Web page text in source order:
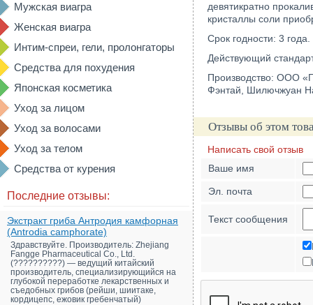
Мужская виагра
Женская виагра
Интим-спреи, гели, пролонгаторы
Средства для похудения
Японская косметика
Уход за лицом
Уход за волосами
Уход за телом
Средства от курения
Последние отзывы:
Экстракт гриба Антродия камфорная
(Antrodia camphorate)
Здравствуйте. Производитель: Zhejiang
Fangge Pharmaceutical Co., Ltd.
(??????????) — ведущий китайский
производитель, специализирующийся на
глубокой переработке лекарственных и
съедобных грибов (рейши, шиитаке,
кордицепс, ежовик гребенчатый)
девятикратно
кристаллы соли
Срок годности: 3 года.
Действующий
Производство: ООО
Фэнтай, Шилючжуан
Отзывы об этом
Написать свой отзыв
Ваше имя
Эл. почта
Текст сообщения